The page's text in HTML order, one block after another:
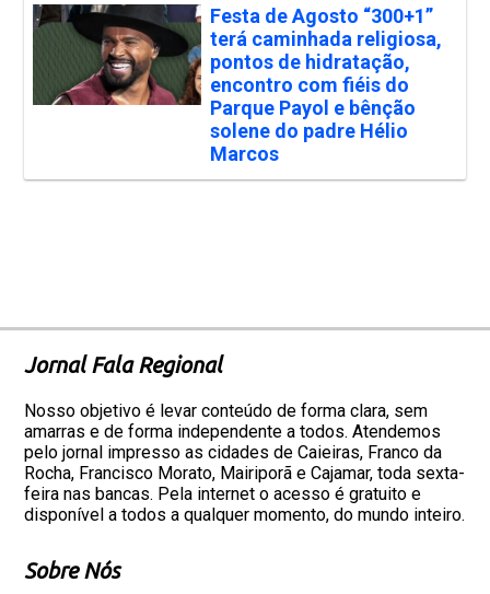
Festa de Agosto “300+1”
terá caminhada religiosa,
pontos de hidratação,
encontro com fiéis do
Parque Payol e bênção
solene do padre Hélio
Marcos
Jornal Fala Regional
Nosso objetivo é levar conteúdo de forma clara, sem
amarras e de forma independente a todos. Atendemos
pelo jornal impresso as cidades de Caieiras, Franco da
Rocha, Francisco Morato, Mairiporã e Cajamar, toda sexta-
feira nas bancas. Pela internet o acesso é gratuito e
disponível a todos a qualquer momento, do mundo inteiro.
Sobre Nós